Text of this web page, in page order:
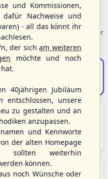
wählen Sie einen Einstieg für
zu Baseball, Softball
und Kommissionen,
Nachweise und
- all das könnt ihr
n, der sicham weiteren
möchte und noch
40jährigen Jubiläum
entschlossen, unsere
zu gestalten und an
anzupassen.
und Kennworte
der alten Homepage
sollten weiterhin
können.
noch Wünsche oder